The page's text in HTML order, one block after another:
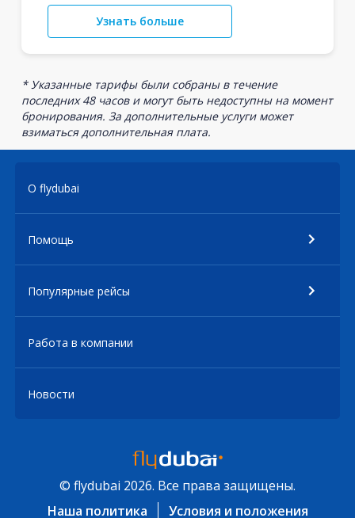
Узнать больше
* Указанные тарифы были собраны в течение
последних 48 часов и могут быть недоступны на момент
бронирования. За дополнительные услуги может
взиматься дополнительная плата.
О flydubai
Помощь
Популярные рейсы
Работа в компании
Новости
© flydubai 2026. Все права защищены.
Наша политика
Условия и положения